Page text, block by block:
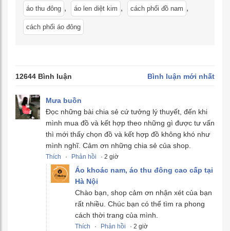
áo thu đông , áo len diệt kim , cách phối đồ nam ,
cách phối áo đông
12644 Bình luận Bình luận mới nhất
Mưa buồn
Đọc những bài chia sẻ cứ tưởng lý thuyết, đến khi
mình mua đồ và kết hợp theo những gì được tư vấn
thì mới thấy chọn đồ và kết hợp đồ không khó như
mình nghĩ. Cảm ơn những chia sẻ của shop.
Thích · Phản hồi · 2 giờ
Áo khoác nam, áo thu đông cao cấp tại
Hà Nội
Chào bạn, shop cảm ơn nhận xét của bạn
rất nhiều. Chúc bạn có thể tìm ra phong
cách thời trang của mình.
Thích · Phản hồi · 2 giờ